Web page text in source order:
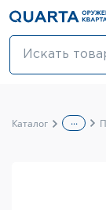
Оптовикам
Каталог ...